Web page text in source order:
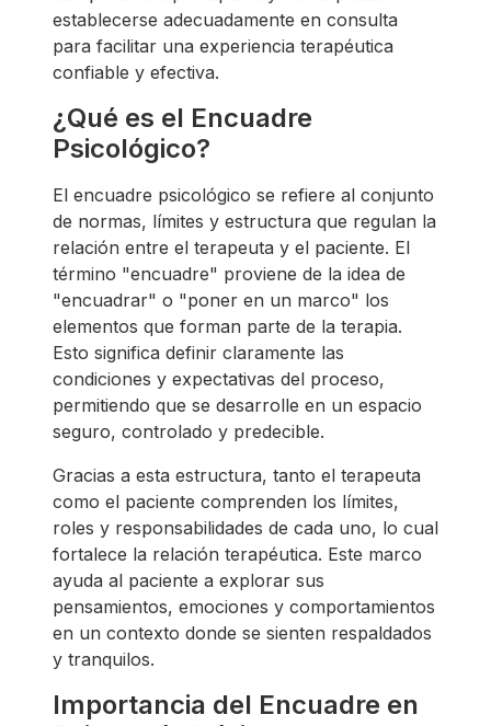
establecerse adecuadamente en consulta
para facilitar una experiencia terapéutica
confiable y efectiva.
¿Qué es el Encuadre
Psicológico?
El encuadre psicológico se refiere al conjunto
de normas, límites y estructura que regulan la
relación entre el terapeuta y el paciente. El
término "encuadre" proviene de la idea de
"encuadrar" o "poner en un marco" los
elementos que forman parte de la terapia.
Esto significa definir claramente las
condiciones y expectativas del proceso,
permitiendo que se desarrolle en un espacio
seguro, controlado y predecible.
Gracias a esta estructura, tanto el terapeuta
como el paciente comprenden los límites,
roles y responsabilidades de cada uno, lo cual
fortalece la relación terapéutica. Este marco
ayuda al paciente a explorar sus
pensamientos, emociones y comportamientos
en un contexto donde se sienten respaldados
y tranquilos.
Importancia del Encuadre en